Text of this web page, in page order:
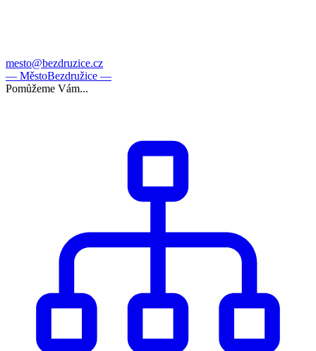
mesto@bezdruzice.cz
— MěstoBezdružice —
Pomůžeme Vám...